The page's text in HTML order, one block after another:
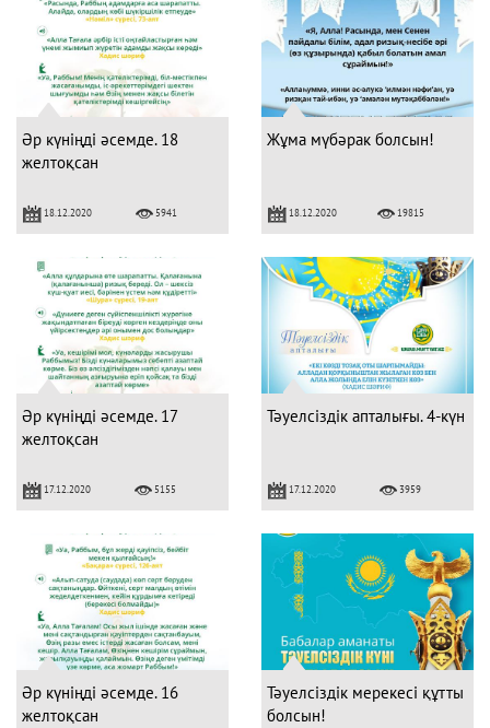
Әр күніңді әсемде. 18
желтоқсан
18.12.2020 5941
Жұма мүбәрак болсын!
18.12.2020 19815
Әр күніңді әсемде. 17
желтоқсан
17.12.2020 5155
Тәуелсіздік апталығы. 4-күн
17.12.2020 3959
Әр күніңді әсемде. 16
желтоқсан
Тәуелсіздік мерекесі құтты
болсын!